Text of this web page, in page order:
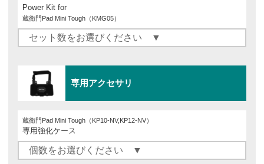
Power Kit for
蔵衛門Pad Mini Tough（KMG05）
専用アクセサリ
蔵衛門Pad Mini Tough（KP10-NV,KP12-NV）
専用強化ケース